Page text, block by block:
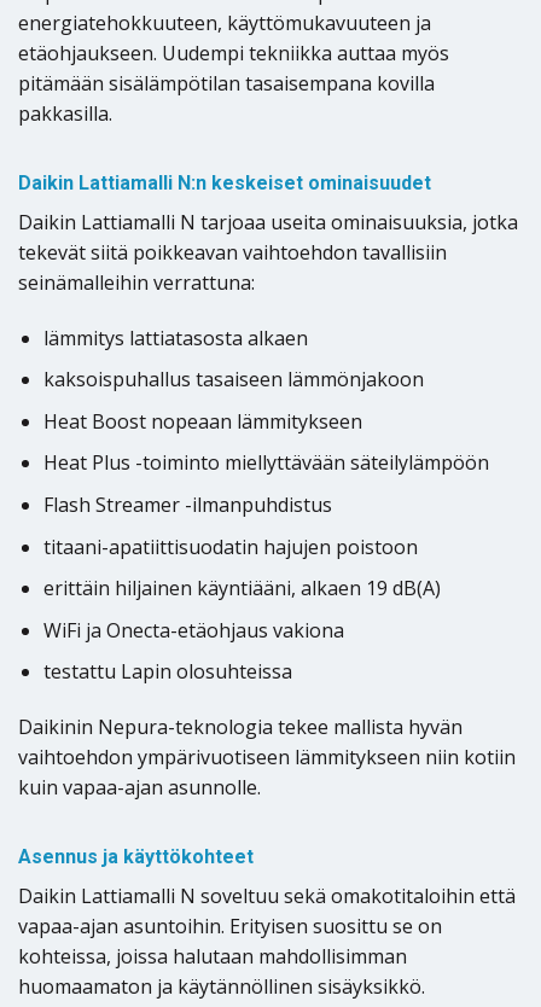
energiatehokkuuteen, käyttömukavuuteen ja
etäohjaukseen. Uudempi tekniikka auttaa myös
pitämään sisälämpötilan tasaisempana kovilla
pakkasilla.
Daikin Lattiamalli N:n keskeiset ominaisuudet
Daikin Lattiamalli N tarjoaa useita ominaisuuksia, jotka
tekevät siitä poikkeavan vaihtoehdon tavallisiin
seinämalleihin verrattuna:
lämmitys lattiatasosta alkaen
kaksoispuhallus tasaiseen lämmönjakoon
Heat Boost nopeaan lämmitykseen
Heat Plus -toiminto miellyttävään säteilylämpöön
Flash Streamer -ilmanpuhdistus
titaani-apatiittisuodatin hajujen poistoon
erittäin hiljainen käyntiääni, alkaen 19 dB(A)
WiFi ja Onecta-etäohjaus vakiona
testattu Lapin olosuhteissa
Daikinin Nepura-teknologia tekee mallista hyvän
vaihtoehdon ympärivuotiseen lämmitykseen niin kotiin
kuin vapaa-ajan asunnolle.
Asennus ja käyttökohteet
Daikin Lattiamalli N soveltuu sekä omakotitaloihin että
vapaa-ajan asuntoihin. Erityisen suosittu se on
kohteissa, joissa halutaan mahdollisimman
huomaamaton ja käytännöllinen sisäyksikkö.